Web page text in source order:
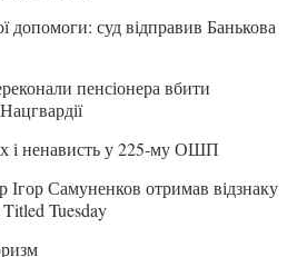
допомоги: суд відправив Банькова
пенсіонера вбити
і ненависть у 225-му ОШП
Ігор Самуненков отримав відзнаку
Tuesday